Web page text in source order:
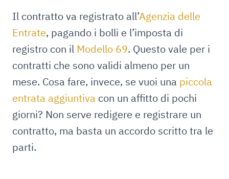
Il contratto va registrato all’Agenzia delle
Entrate, pagando i bolli e l’imposta di
registro con il Modello 69. Questo vale per i
contratti che sono validi almeno per un
mese. Cosa fare, invece, se vuoi una piccola
entrata aggiuntiva con un affitto di pochi
giorni? Non serve redigere e registrare un
contratto, ma basta un accordo scritto tra le
parti.